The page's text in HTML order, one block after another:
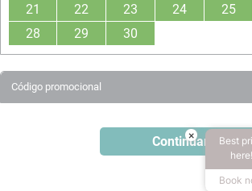
21
22 23 24 25
28
29 30
Código promocional
Continuar
×
Best
here!
Book